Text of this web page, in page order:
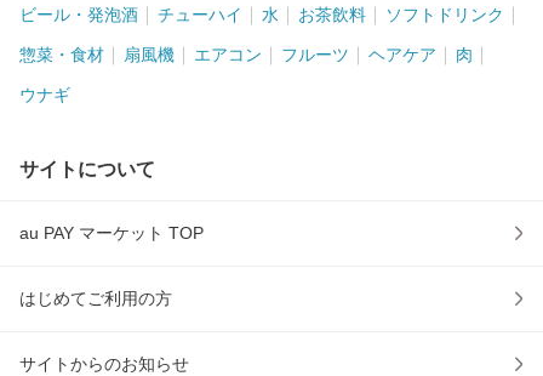
ビール・発泡酒 チューハイ 水 お茶飲料 ソフトドリンク
惣菜・食材 扇風機 エアコン フルーツ ヘアケア 肉
ウナギ
サイトについて
au PAY マーケット TOP
はじめてご利用の方
サイトからのお知らせ